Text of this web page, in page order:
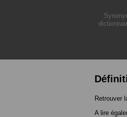
Retrouver
A lire